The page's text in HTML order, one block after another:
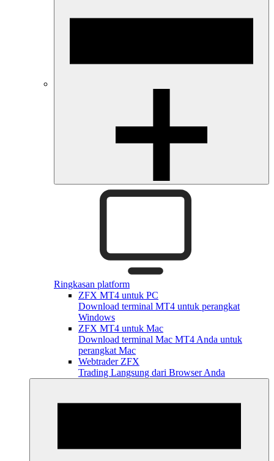
Ringkasan platform
ZFX MT4 untuk PC
Download terminal MT4 untuk perangkat
Windows
ZFX MT4 untuk Mac
Download terminal Mac MT4 Anda untuk
perangkat Mac
Webtrader ZFX
Trading Langsung dari Browser Anda